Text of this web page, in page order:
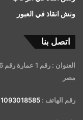
ونش انقاذ في العبور
اتصل بنا
مصر
رقم الهاتف :